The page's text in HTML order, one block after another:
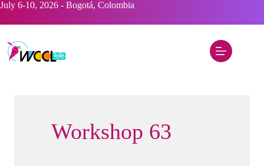
Saltar
contenido
July 6-10, 2026 - Bogotá, Colombia
Workshop 63